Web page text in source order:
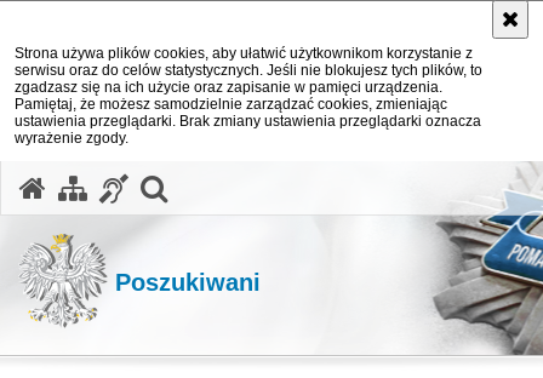
Strona używa plików cookies, aby ułatwić użytkownikom korzystanie z
serwisu oraz do celów statystycznych. Jeśli nie blokujesz tych plików, to
zgadzasz się na ich użycie oraz zapisanie w pamięci urządzenia.
Pamiętaj, że możesz samodzielnie zarządzać cookies, zmieniając
ustawienia przeglądarki. Brak zmiany ustawienia przeglądarki oznacza
wyrażenie zgody.
Poszukiwani